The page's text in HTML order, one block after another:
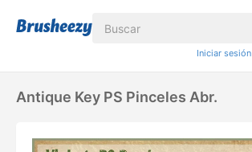
Iniciar sesión
Antique Key PS Pinceles Abr.